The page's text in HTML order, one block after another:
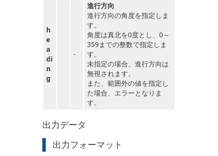
h
e
a
di
n
g
-
進行方向
進行方向の角度を指定しま
す。
角度は真北を0度とし、0～
359までの整数で指定しま
す。
未指定の場合、進行方向は
無視されます。
また、範囲外の値を指定し
た場合、エラーとなりま
す。
出力データ
出力フォーマット